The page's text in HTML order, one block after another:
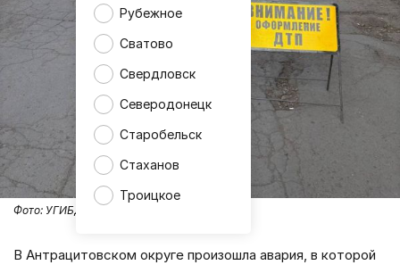
Рубежное
Сватово
Свердловск
Северодонецк
Старобельск
Стаханов
Троицкое
Фото: УГИБДД МВД России по ЛНР
В Антрацитовском округе произошла авария, в которой